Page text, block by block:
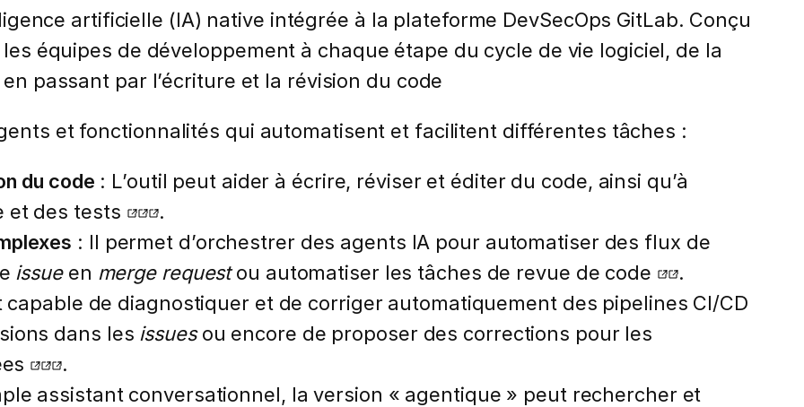
artificielle (IA) native intégrée à la plateforme DevSecOps GitLab. Conçu
équipes de développement à chaque étape du cycle de vie logiciel, de la
passant par l’écriture et la révision du code
et fonctionnalités qui automatisent et facilitent différentes tâches :
du code : L’outil peut aider à écrire, réviser et éditer du code, ainsi qu’à
et des tests
.
: Il permet d’orchestrer des agents IA pour automatiser des flux de
issueen merge requestou automatiser les tâches de revue de code
.
capable de diagnostiquer et de corriger automatiquement des pipelines CI/CD
dans les issuesou encore de proposer des corrections pour les
.
assistant conversationnel, la version « agentique » peut rechercher et